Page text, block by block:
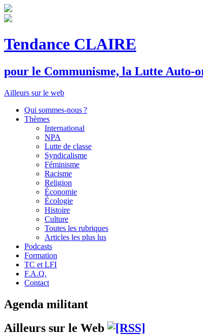
Tendance CLAIRE
pour le Communisme, la Lutte Auto-
Ailleurs sur le web
Qui sommes-nous ?
Thèmes
International
NPA
Lutte de classe
Syndicalisme
Féminisme
Racisme
Religion
Économie
Écologie
Histoire
Culture
Toutes les rubriques
Articles les plus lus
Podcasts
Formation
TC et LFI
F.A.Q.
Contact
Agenda militant
Ailleurs sur le Web